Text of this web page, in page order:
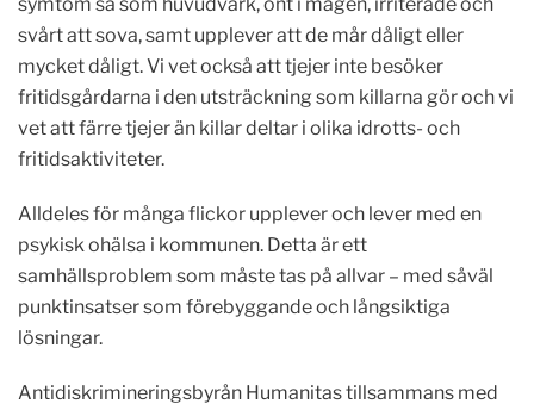
svårt att sova, samt upplever att de mår dåligt eller
mycket dåligt. Vi vet också att tjejer inte besöker
fritidsgårdarna i den utsträckning som killarna gör och vi
vet att färre tjejer än killar deltar i olika idrotts- och
fritidsaktiviteter.
Alldeles för många flickor upplever och lever med en
psykisk ohälsa i kommunen. Detta är ett
samhällsproblem som måste tas på allvar – med såväl
punktinsatser som förebyggande och långsiktiga
lösningar.
Antidiskrimineringsbyrån Humanitas tillsammans med